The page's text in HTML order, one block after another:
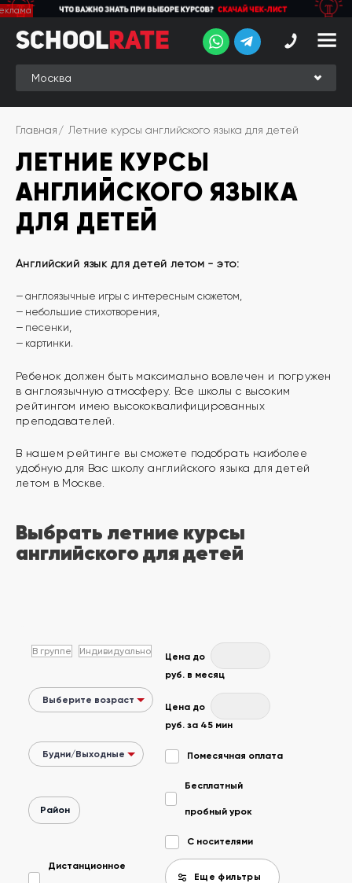
School
Rate
Рейтинг
Online-
рейтинг
Отзывы
студентов
Обзоры
экспертов
Новые
группы
Ищу курс:
английского
Выбрать
Ваш
город:
Москва
Выбрать
кабинет
школы
Помочь
Добавить
SchoolRate
Главная Летние курсы английского языка для детей
ЛЕТНИЕ КУРСЫ
АНГЛИЙСКОГО ЯЗЫКА
ДЛЯ ДЕТЕЙ
Английский язык для детей летом - это:
англоязычные игры с интересным сюжетом,
небольшие стихотворения,
песенки,
картинки.
Ребенок должен быть максимально вовлечен и погружен
в англоязычную атмосферу. Все школы с высоким
рейтингом имею высококвалифицированных
преподавателей.
В нашем рейтинге вы сможете подобрать наиболее
удобную для Вас школу английского языка для детей
летом в Москве.
Выбрать летние курсы
английского для детей
В группе Индивидуально
Район
Дистанционное
Цена до
руб. в месяц
Цена до
руб. за 45 мин
Помесячная оплата
Бесплатный
пробный урок
С носителями
Еще фильтры
С
Победители